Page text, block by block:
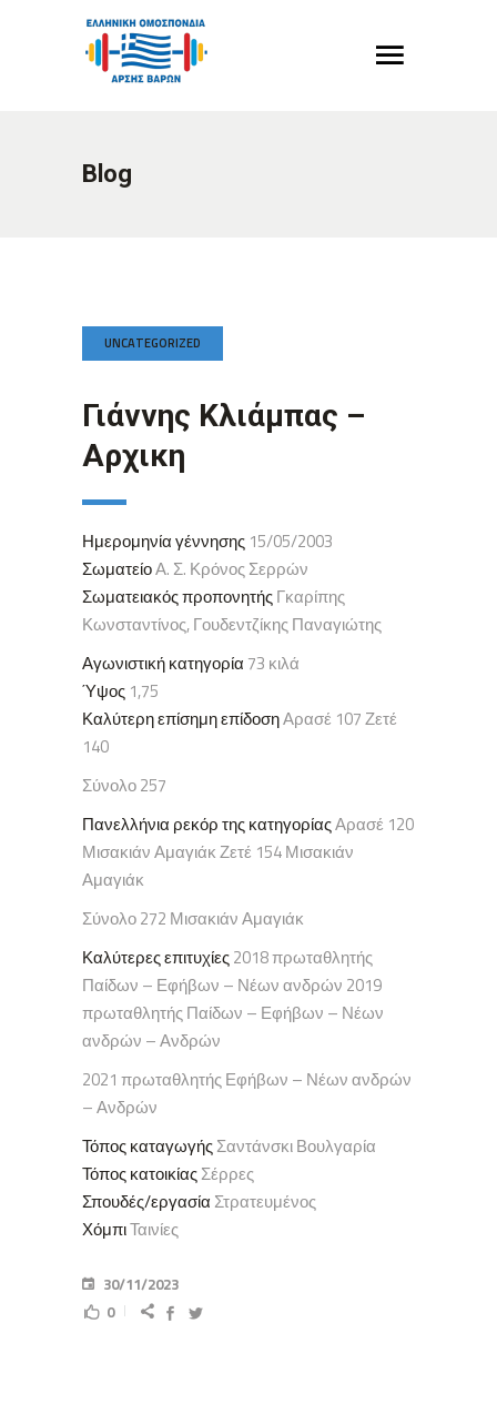
Blog
UNCATEGORIZED
Γιάννης Κλιάμπας –
Αρχικη
Ημερομηνία γέννησης 15/05/2003
ΣωματείοΑ. Σ. Κρόνος Σερρών
Σωματειακός προπονητήςΓκαρίπης
Κωνσταντίνος, Γουδεντζίκης Παναγιώτης
Αγωνιστική κατηγορία 73 κιλά
Ύψος 1,75
Καλύτερη επίσημη επίδοσηΑρασέ 107 Ζετέ
140
Σύνολο 257
Πανελλήνια ρεκόρ της κατηγορίαςΑρασέ 120
Μισακιάν Αμαγιάκ Ζετέ 154 Μισακιάν
Αμαγιάκ
Σύνολο 272 Μισακιάν Αμαγιάκ
Καλύτερες επιτυχίες2018 πρωταθλητής
Παίδων – Εφήβων – Νέων ανδρών 2019
πρωταθλητής Παίδων – Εφήβων – Νέων
ανδρών – Ανδρών
2021 πρωταθλητής Εφήβων – Νέων ανδρών
– Ανδρών
Τόπος καταγωγήςΣαντάνσκι Βουλγαρία
Τόπος κατοικίαςΣέρρες
Σπουδές/εργασία Στρατευμένος
ΧόμπιΤαινίες
30/11/2023
0